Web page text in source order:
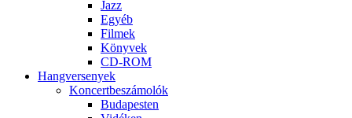
Jazz
Egyéb
Filmek
Könyvek
CD-ROM
Hangversenyek
Koncertbeszámolók
Budapesten